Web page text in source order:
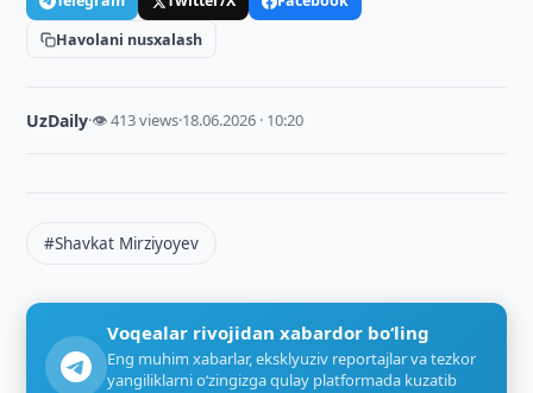
Havolani nusxalash
UzDaily·👁 413 views·18.06.2026 · 10:20
#Shavkat Mirziyoyev
Voqealar rivojidan xabardor bo‘ling
Eng muhim xabarlar, eksklyuziv reportajlar va tezkor
yangiliklarni o‘zingizga qulay platformada kuzatib